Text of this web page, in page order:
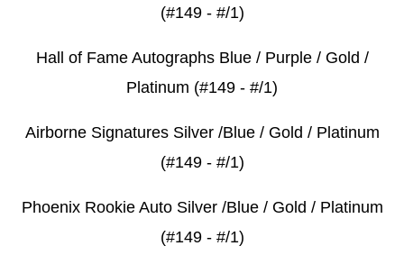
(#149 - #/1)
Hall of Fame Autographs Blue / Purple / Gold /
Platinum (#149 - #/1)
Airborne Signatures Silver /Blue/ Gold / Platinum
(#149 - #/1)
Phoenix Rookie Auto Silver /Blue/ Gold / Platinum
(#149 - #/1)